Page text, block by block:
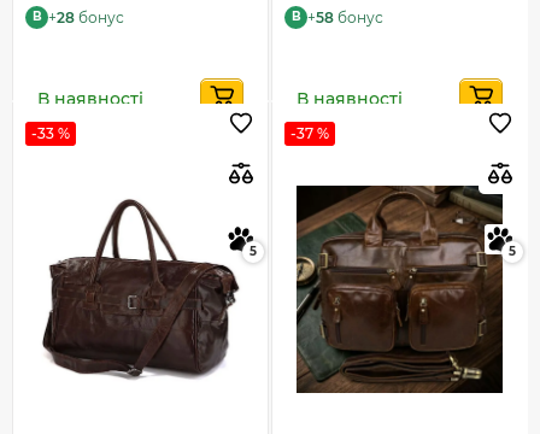
B +28 бонус
В наявності
B +58 бонус
В наявності
-33 %
5
-37 %
5